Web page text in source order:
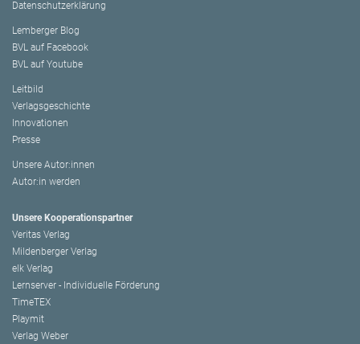
Datenschutzerklärung
Lemberger Blog
BVL auf Facebook
BVL auf Youtube
Leitbild
Verlagsgeschichte
Innovationen
Presse
Unsere Autor:innen
Autor:in werden
Unsere Kooperationspartner
Veritas Verlag
Mildenberger Verlag
elk Verlag
Lernserver - Individuelle Förderung
TimeTEX
Playmit
Verlag Weber